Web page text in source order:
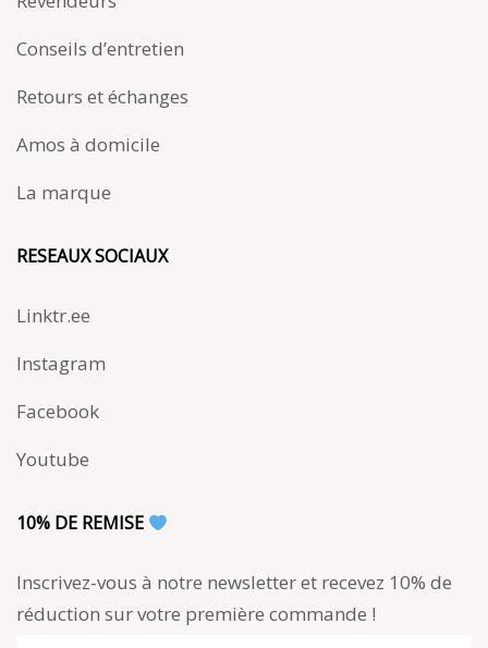
Conseils d’entretien
Retours et échanges
Amos à domicile
La marque
RESEAUX SOCIAUX
Linktr.ee
Instagram
Facebook
Youtube
10% DE REMISE
Inscrivez-vous à notre newsletter et recevez 10% de
réduction sur votre première commande !